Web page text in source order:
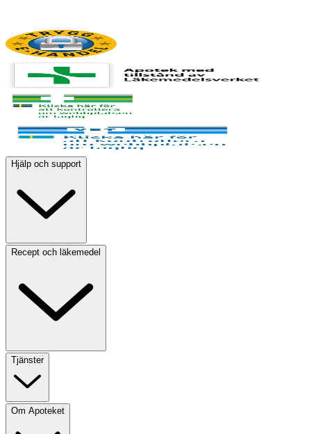
Hjälp och support
Recept och läkemedel
Tjänster
Om Apoteket